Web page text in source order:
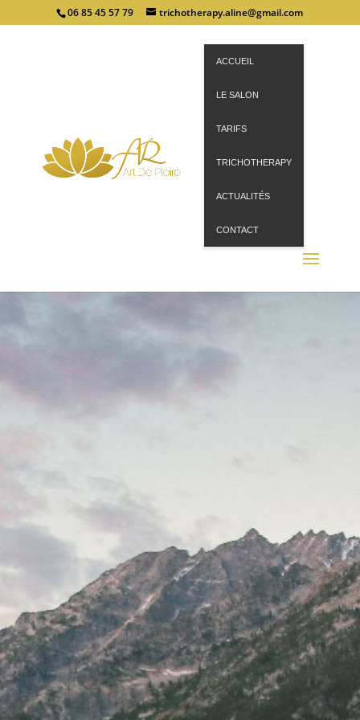
06 85 45 57 79 trichotherapy.aline@gmail.com
ACCUEIL
LE SALON
TARIFS
TRICHOTHERAPY
ACTUALITÉS
CONTACT